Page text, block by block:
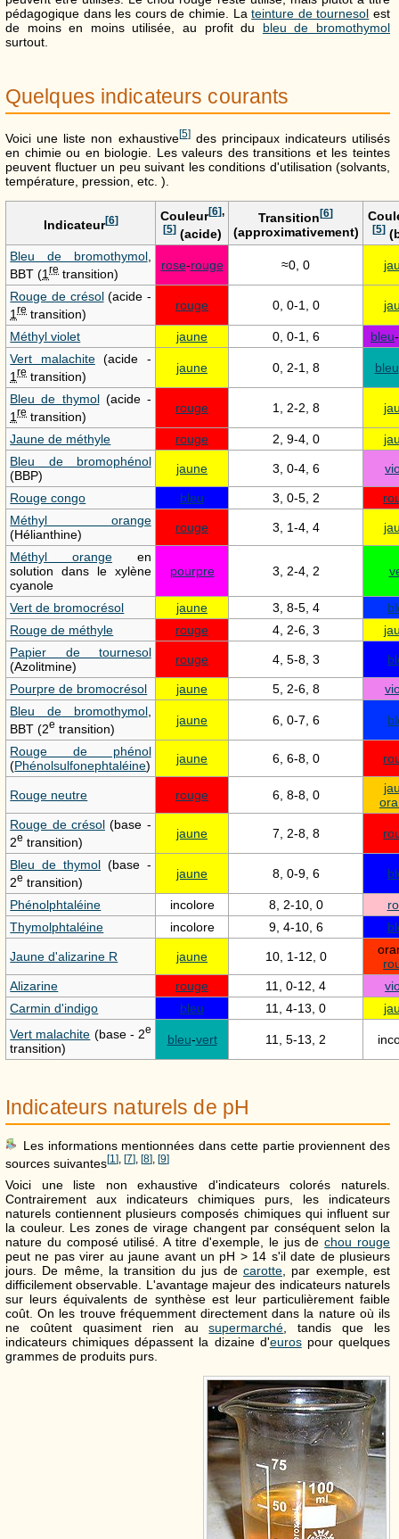
pédagogique dans les cours de chimie. Lateinture de tournesol est
de moins en moins utilisée, au profit du bleu de bromothymol
surtout.
Quelques indicateurs courants
Voici une liste non exhaustive[5]des principaux indicateurs utilisés
en chimie ou en biologie. Les valeurs des transitions et les teintes
peuvent fluctuer un peu suivant les conditions d'utilisation (solvants,
température, pression, etc. ).
Indicateur[6] Couleur[6],
[5](acide)
Transition [6]
(approximativement) [5]
Bleu de bromothymol,
BBT (1re transition)
rose-rouge ≈0, 0
Rouge de crésol(acide -
1re transition)
rouge 0, 0-1, 0
Méthyl violet jaune 0, 0-1, 6 bleu-
Vert malachite(acide -
1re transition)
jaune 0, 2-1, 8 bleu
Bleu de thymol(acide -
1re transition)
rouge 1, 2-2, 8
Jaune de méthyle rouge 2, 9-4, 0
Bleu de bromophénol
(BBP)
jaune 3, 0-4, 6
Rouge congo bleu 3, 0-5, 2
Méthyl orange
(Hélianthine)
rouge 3, 1-4, 4
Méthyl orange en
solution dans le xylène
cyanole
pourpre 3, 2-4, 2
Vert de bromocrésol jaune 3, 8-5, 4
Rouge de méthyle
rouge 4, 2-6, 3
Papier de tournesol
(Azolitmine)
rouge 4, 5-8, 3
Pourpre de bromocrésol jaune 5, 2-6, 8
Bleu de bromothymol,
BBT (2e transition)
jaune 6, 0-7, 6
Rouge de phénol
(Phénolsulfonephtaléine) jaune 6, 6-8, 0
Rouge neutre rouge 6, 8-8, 0
Rouge de crésol (base -
2e transition)
jaune 7, 2-8, 8
Bleu de thymol (base -
2e transition)
jaune 8, 0-9, 6
Phénolphtaléine incolore 8, 2-10, 0
Thymolphtaléine
incolore 9, 4-10, 6
Jaune d'alizarine R jaune 10, 1-12, 0
Alizarine
rouge 11, 0-12, 4
Carmin d'indigo
bleu 11, 4-13, 0
Vert malachite (base - 2e
transition)
bleu-vert 11, 5-13, 2
Indicateurs naturels de pH
Les informations mentionnées dans cette partie proviennent des
sources suivantes[1], [7], [8], [9]
Voici une liste non exhaustive d'indicateurs colorés naturels.
Contrairement aux indicateurs chimiques purs, les indicateurs
naturels contiennent plusieurs composés chimiques qui influent sur
la couleur. Les zones de virage changent par conséquent selon la
nature du composé utilisé. A titre d'exemple, le jus dechou rouge
peut ne pas virer au jaune avant un pH > 14 s'il date de plusieurs
jours. De même, la transition du jus de carotte, par exemple, est
difficilement observable. L'avantage majeur des indicateurs naturels
sur leurs équivalents de synthèse est leur particulièrement faible
coût. On les trouve fréquemment directement dans la nature où ils
ne coûtent quasiment rien ausupermarché , tandis que les
indicateurs chimiques dépassent la dizaine d'eurospour quelques
grammes de produits purs.